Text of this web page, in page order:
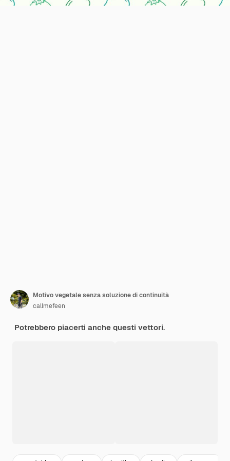
Motivo vegetale senza soluzione di continuità
callmefeen
Potrebbero piacerti anche questi vettori.